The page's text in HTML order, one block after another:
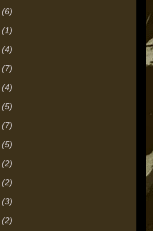
(6)
(1)
(4)
(7)
(4)
(5)
(7)
(5)
(2)
(2)
(3)
(2)